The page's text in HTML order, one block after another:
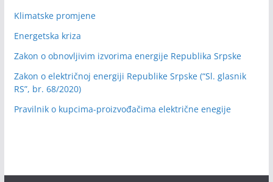
Klimatske promjene
Energetska kriza
Zakon o obnovljivim izvorima energije Republika Srpske
Zakon o električnoj energiji Republike Srpske (“Sl. glasnik
RS”, br. 68/2020)
Pravilnik o kupcima-proizvođačima električne enegije